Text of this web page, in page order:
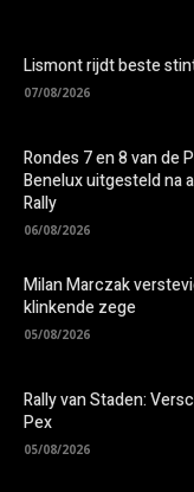
Lismont rijdt beste
07/08/2026
Rondes 7 en 8 van de
Benelux uitgesteld na
Rally
06/08/2026
Milan Marczak
klinkende zege
05/08/2026
Rally van Staden:
Pex
05/08/2026